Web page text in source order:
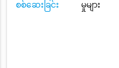
စစ်ဆေးခြင်း
မှုများ